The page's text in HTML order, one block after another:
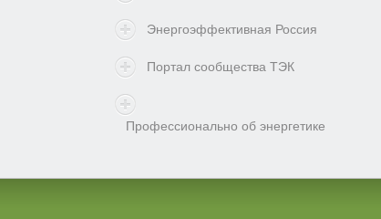
Энергоэффективная Россия
Портал сообщества ТЭК
Профессионально об энергетике